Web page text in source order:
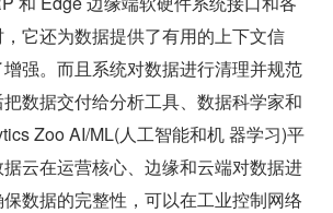
它还为数据提供了有用的上下文信
强。而且系统对数据进行清理并规范
数据交付给分析工具、数据科学家和
Zoo AI/ML(人工智能和机 器学习)平
云在运营核心、边缘和云端对数据进
数据的完整性，可以在工业控制网络